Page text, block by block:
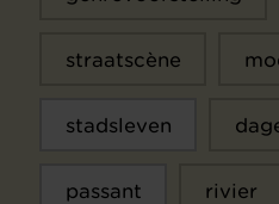
straatscène
stadsleven
passant rivier